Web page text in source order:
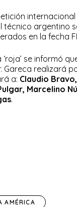
técnico argentino
en la fecha
se informó
realizará
a: Claudio
Marcelino
.
AMÉRICA